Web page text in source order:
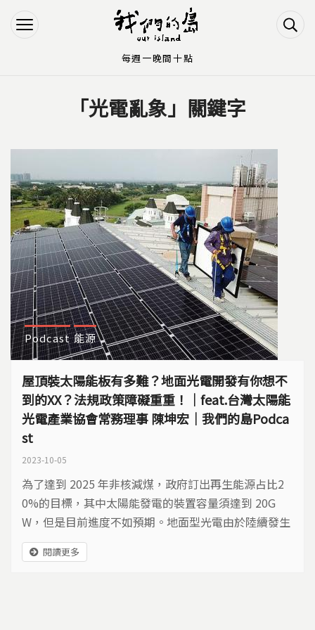
Jump to Navigation
Jump to Main content
「光電亂象」關鍵字
Podcast 能源
屋頂裝太陽能板有多難？地面光電開發有你想不
到的XX？法規政策障礙重重！｜feat.台灣太陽能
光電產業協會常務理事 陳坤宏｜我們的島Podca
st
2023-10-05
為了達到 2025 年非核減煤，政府訂出再生能源占比2
0%的目標，其中太陽能發電的裝置容量須達到 20G
W，但是目前進度不如預期。地面型光電由於陸續發生
與農漁業搶地，以及影響生態棲地的爭議，在不少區域
引發抗爭；而屋頂型光電的架設進度，也是相當緩慢。
閱讀更多
每週一晚間十點